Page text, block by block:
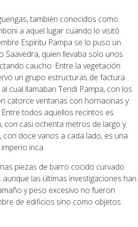
también conocidos como
a aquel lugar cuando lo visitó
Espíritu Pampa se lo puso un
Saavedra, quien llevaba solo unos
caucho. Entre la vegetación
un grupo estructuras de factura
cual llamaban Tendi Pampa, con los
catorce ventanas con hornacinas y
todos aquellos recintos es
con casi ochenta metros de largo y
con doce vanos a cada lado, es una
inca.
piezas de barro cocido curvado
las últimas investigaciones han
y peso excesivo no fueron
de edificios sino como objetos